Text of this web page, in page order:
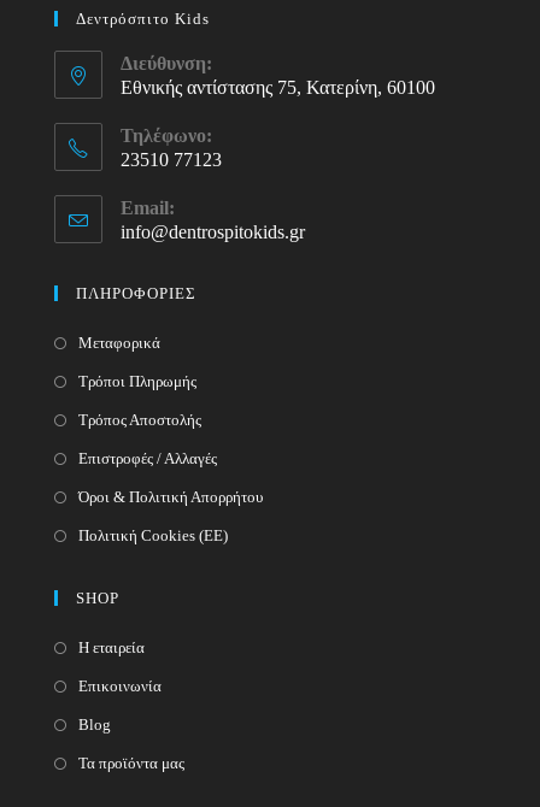
Δεντρόσπιτο Kids
Διεύθυνση:
Εθνικής αντίστασης 75, Κατερίνη, 60100
Τηλέφωνο:
23510 77123
in
your
Email:
info@dentrospitokids.grOpens
ΠΛΗΡΟΦΟΡΙΕΣ
Μεταφορικά
Τρόποι Πληρωμής
Τρόπος Αποστολής
Επιστροφές / Αλλαγές
Όροι & Πολιτική Απορρήτου
Πολιτική Cookies (ΕΕ)
SHOP
Η εταιρεία
Επικοινωνία
Blog
Τα προϊόντα μας